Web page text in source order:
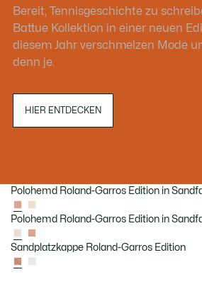
Bereit, Tennisgeschichte zu
Battue Kollektion in einer neuen
diesem Jahr verschmelzen Mode
denn je.
HIER ENTDECKEN
Polohemd Roland-Garros Edition in
Polohemd Roland-Garros Edition in
Sandplatzkappe Roland-Garros Edition